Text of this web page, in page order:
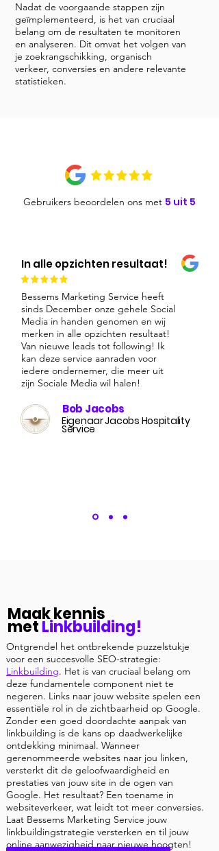
Nadat de voorgaande stappen zijn
geïmplementeerd, is het van cruciaal
belang om de resultaten te monitoren
en analyseren. Dit omvat het volgen van
je zoekrangschikking, organisch
verkeer, conversies en andere relevante
statistieken.
Gebruikers beoordelen ons met 5 uit 5
In alle opzichten resultaat!
Bessems Marketing Service heeft
sinds December onze gehele Social
Media in handen genomen en wij
merken in alle opzichten resultaat!
Van nieuwe leads tot following! Ik
kan deze service aanraden voor
iedere ondernemer, die meer uit
zijn Sociale Media wil halen!
Bob Jacobs
Eigenaar Jacobs Hospitality
Service
Maak kennis
metLinkbuilding!
Ontgrendel het ontbrekende puzzelstukje
voor een succesvolle SEO-strategie:
Linkbuilding. Het is van cruciaal belang om
deze fundamentele component niet te
negeren. Links naar jouw website spelen een
essentiële rol in de zichtbaarheid op Google.
Zonder een goed doordachte aanpak van
linkbuilding is de kans op daadwerkelijke
ontdekking minimaal. Wanneer
gerenommeerde websites naar jou linken,
versterkt dit de geloofwaardigheid en
prestaties van jouw site in de ogen van
Google. Het resultaat? Een toename in
websiteverkeer, wat leidt tot meer conversies.
Laat Bessems Marketing Service jouw
linkbuildingstrategie versterken en til jouw
online aanwezigheid naar nieuwe hoogten!